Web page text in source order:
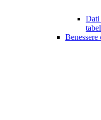
Dati